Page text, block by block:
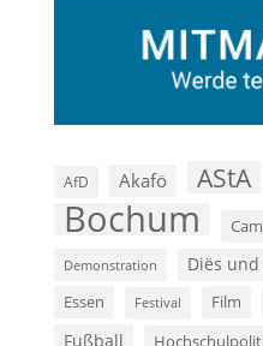
AfD Akafö AStA
Bochum
Demonstration Diës und
Essen Festival Film
Fußball